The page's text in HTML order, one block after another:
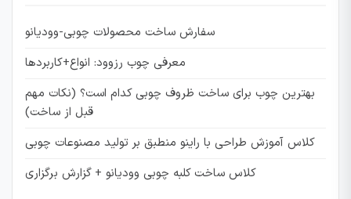
سفارش ساخت محصولات چوبی-وودیانو
معرفی چوب رزوود: انواع+کاربردها
بهترین چوب برای ساخت ظروف چوبی کدام است؟ (نکات مهم
قبل از ساخت)
کلاس آموزش طراحی با راینو منطبق بر تولید مصنوعات چوبی
کلاس ساخت کلبه چوبی وودیانو + گزارش برگزاری